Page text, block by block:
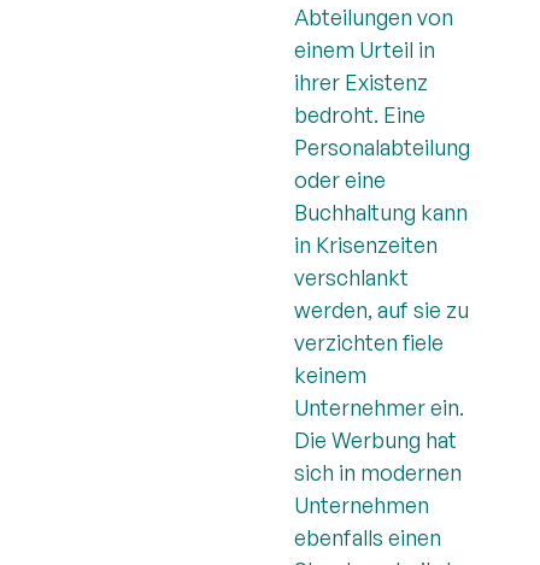
Abteilungen von
einem Urteil in
ihrer Existenz
bedroht. Eine
Personalabteilung
oder eine
Buchhaltung kann
in Krisenzeiten
verschlankt
werden, auf sie zu
verzichten fiele
keinem
Unternehmer ein.
Die Werbung hat
sich in modernen
Unternehmen
ebenfalls einen